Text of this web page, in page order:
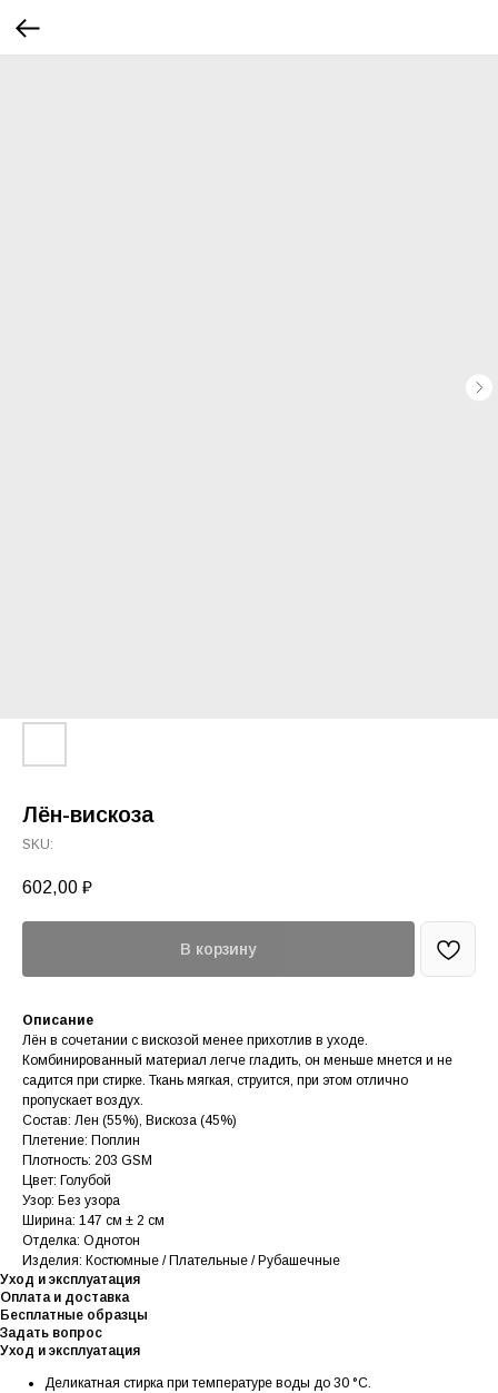
Лён-вискоза
SKU:
602,00 ₽
В корзину
Описание
Лён в сочетании с вискозой менее прихотлив в уходе.
Комбинированный материал легче гладить, он меньше мнется и не
садится при стирке. Ткань мягкая, струится, при этом отлично
пропускает воздух.
Состав: Лен (55%), Вискоза (45%)
Плетение: Поплин
Плотность: 203 GSM
Цвет: Голубой
Узор: Без узора
Ширина: 147 см ± 2 см
Отделка: Однотон
Изделия: Костюмные / Плательные / Рубашечные
Уход и эксплуатация
Оплата и доставка
Бесплатные образцы
Задать вопрос
Уход и эксплуатация
Деликатная стирка при температуре воды до 30 °C.